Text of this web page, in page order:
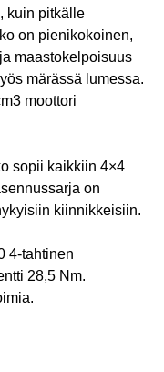
kuin pitkälle
on pienikokoinen,
maastokelpoisuus
märässä lumessa.
moottori
sopii kaikkiin 4×4
on
kiinnikkeisiin.
4-tahtinen
28,5 Nm.